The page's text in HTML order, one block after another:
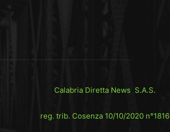
Calabria Diretta News S.A.S.
reg. trib. Cosenza 10/10/2020 n°1816